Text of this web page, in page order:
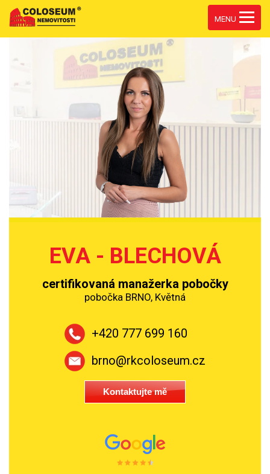
MENU
EVA - BLECHOVÁ
certifikovaná manažerka pobočky
pobočka BRNO, Květná
+420 777 699 160
brno@rkcoloseum.cz
Kontaktujte mě